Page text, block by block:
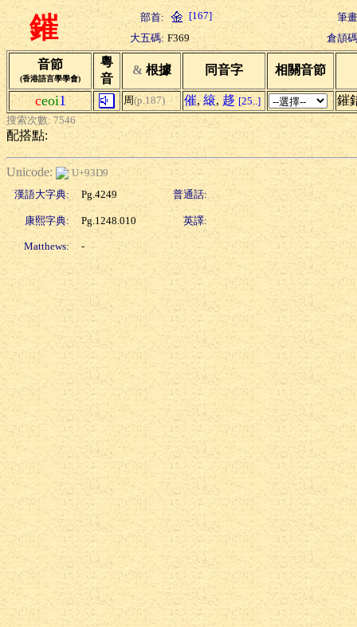
鏙 部首: [167]
筆
大五碼: F369 倉頡
音節
(香港語言學學會)
粵
音
& 根據 同音字 相關音節
ceoi1 周(p.187) 催, 縗, 趍 [25..] 鏙
搜索次數: 7546
配搭點:
Unicode:
U+93D9
漢語大字典:
Pg.4249 普通話:
康熙字典: Pg.1248.010 英譯:
Matthews: -